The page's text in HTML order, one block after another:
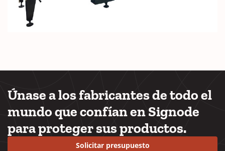
o
w
)
Únase a los fabricantes de todo el
mundo que confían en Signode
para proteger sus productos.
Solicitar presupuesto